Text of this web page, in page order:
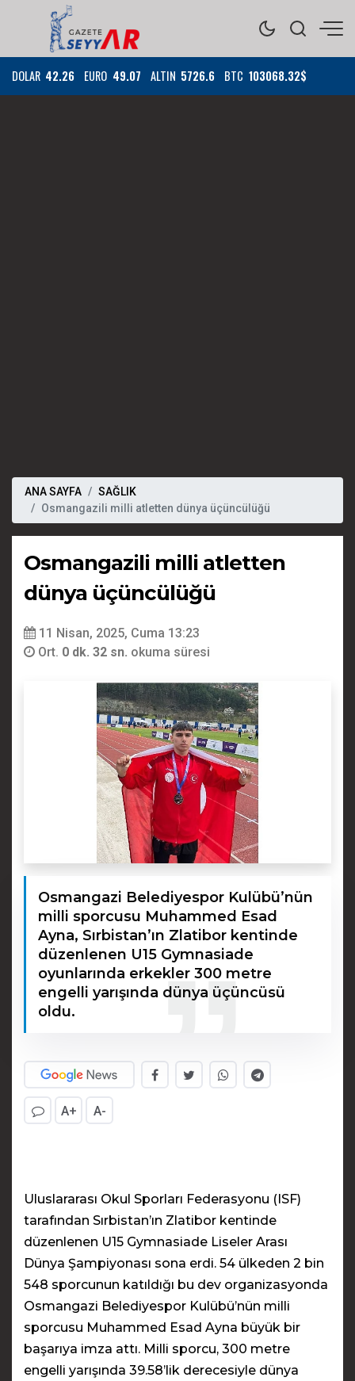
DOLAR 42.26 EURO 49.07 ALTIN 5726.6 BTC 103068.32$
ANA SAYFA
SAĞLIK
Osmangazili milli atletten dünya üçüncülüğü
Osmangazili milli atletten
dünya üçüncülüğü
11 Nisan, 2025, Cuma 13:23
Ort. 0 dk. 32 sn. okuma süresi
Osmangazi Belediyespor Kulübü’nün
milli sporcusu Muhammed Esad
Ayna, Sırbistan’ın Zlatibor kentinde
düzenlenen U15 Gymnasiade
oyunlarında erkekler 300 metre
engelli yarışında dünya üçüncüsü
oldu.
A+ A-
Uluslararası Okul Sporları Federasyonu (ISF)
tarafından Sırbistan’ın Zlatibor kentinde
düzenlenen U15 Gymnasiade Liseler Arası
Dünya Şampiyonası sona erdi. 54 ülkeden 2 bin
548 sporcunun katıldığı bu dev organizasyonda
Osmangazi Belediyespor Kulübü’nün milli
sporcusu Muhammed Esad Ayna büyük bir
başarıya imza attı. Milli sporcu, 300 metre
engelli yarışında 39.58’lik derecesiyle dünya